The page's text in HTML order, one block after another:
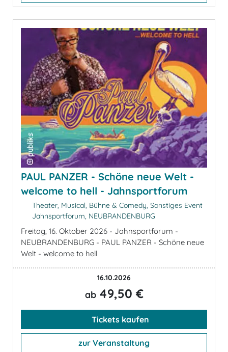
PAUL PANZER - Schöne neue Welt -
welcome to hell - Jahnsportforum
Theater, Musical, Bühne & Comedy, Sonstiges Event
Jahnsportforum, NEUBRANDENBURG
Freitag, 16. Oktober 2026 - Jahnsportforum -
NEUBRANDENBURG - PAUL PANZER - Schöne neue
Welt - welcome to hell
16.10.2026
ab 49,50 €
Tickets kaufen
zur Veranstaltung